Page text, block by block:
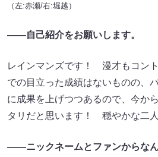
（左:赤瀬/右:堀越）
――自己紹介をお願いします。
レインマンズです！ 漫才もコン
での目立った成績はないものの、
に成果を上げつつあるので、今か
タリだと思います！ 穏やかな二人
――ニックネームとファンからな